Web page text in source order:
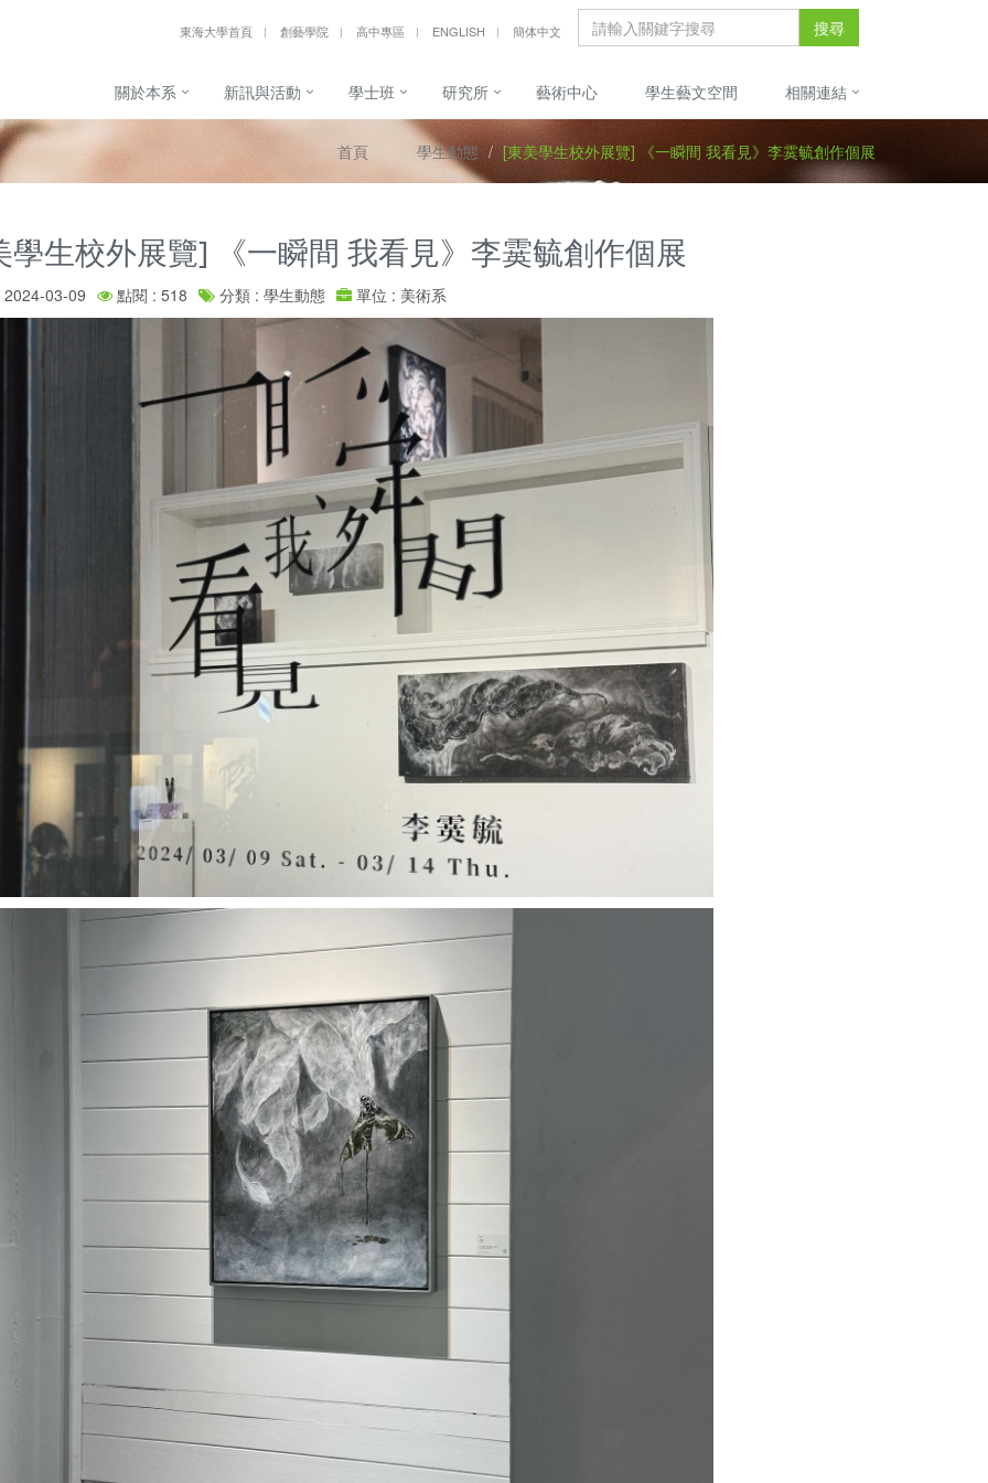
東海大學首頁 創藝學院 高中專區 ENGLISH 簡体中文 搜尋
關於本系 新訊與活動 學士班 研究所 藝術中心 學生藝文空間 相關連結
首頁 學生動態 [東美學生校外展覽] 《一瞬間 我看見》李霙毓創作個展
學生校外展覽] 《一瞬間 我看見》李霙毓創作個展
03-09 點閱 : 518 分類 : 學生動態 單位 : 美術系